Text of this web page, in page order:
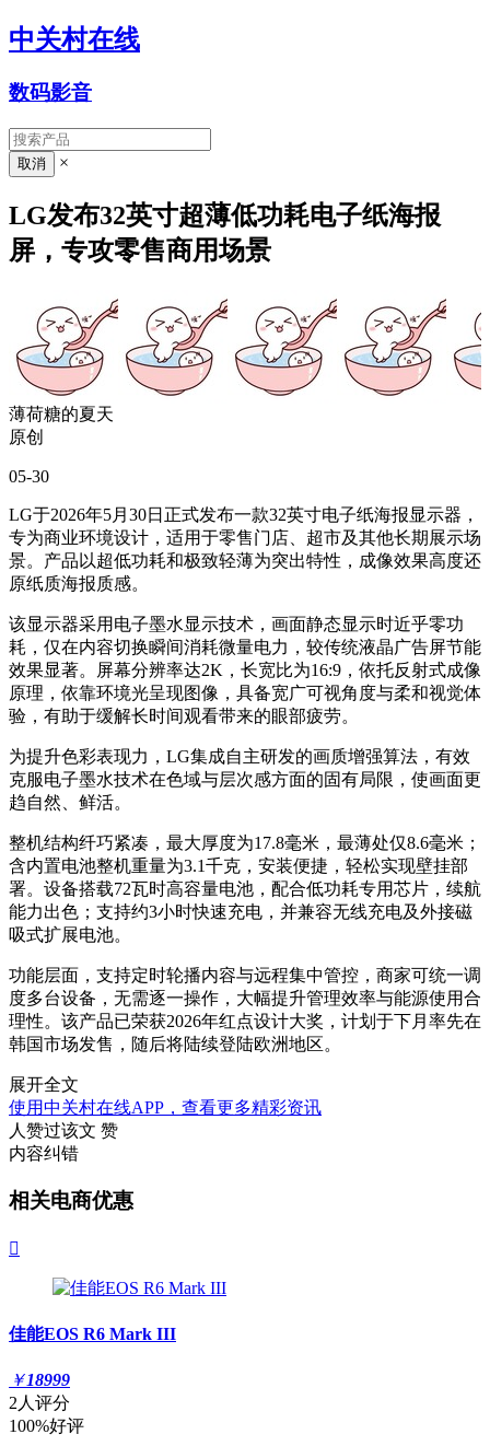
中关村在线
数码影音
×
LG发布32英寸超薄低功耗电子纸海报
屏，专攻零售商用场景
薄荷糖的夏天
原创
05-30
LG于2026年5月30日正式发布一款32英寸电子纸海报显示器，
专为商业环境设计，适用于零售门店、超市及其他长期展示场
景。产品以超低功耗和极致轻薄为突出特性，成像效果高度还
原纸质海报质感。
该显示器采用电子墨水显示技术，画面静态显示时近乎零功
耗，仅在内容切换瞬间消耗微量电力，较传统液晶广告屏节能
效果显著。屏幕分辨率达2K，长宽比为16:9，依托反射式成像
原理，依靠环境光呈现图像，具备宽广可视角度与柔和视觉体
验，有助于缓解长时间观看带来的眼部疲劳。
为提升色彩表现力，LG集成自主研发的画质增强算法，有效
克服电子墨水技术在色域与层次感方面的固有局限，使画面更
趋自然、鲜活。
整机结构纤巧紧凑，最大厚度为17.8毫米，最薄处仅8.6毫米；
含内置电池整机重量为3.1千克，安装便捷，轻松实现壁挂部
署。设备搭载72瓦时高容量电池，配合低功耗专用芯片，续航
能力出色；支持约3小时快速充电，并兼容无线充电及外接磁
吸式扩展电池。
功能层面，支持定时轮播内容与远程集中管控，商家可统一调
度多台设备，无需逐一操作，大幅提升管理效率与能源使用合
理性。该产品已荣获2026年红点设计大奖，计划于下月率先在
韩国市场发售，随后将陆续登陆欧洲地区。
展开全文
使用中关村在线APP，查看更多精彩资讯
人赞过该文 赞
内容纠错
相关电商优惠

佳能EOS R6 Mark III
￥18999
2人评分
100%好评